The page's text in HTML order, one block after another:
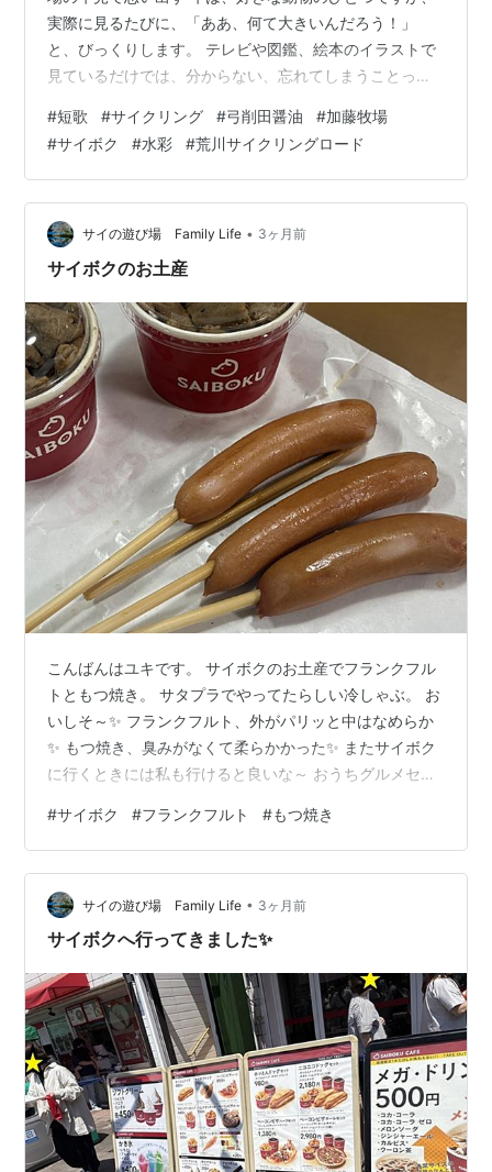
実際に見るたびに、「ああ、何て大きいんだろう！」
と、びっくりします。 テレビや図鑑、絵本のイラストで
見ているだけでは、分からない、忘れてしまうことっ
てるのは世界を横長に見てるから ヤギの瞳孔は横長で、
なんて不思議な目をしているんだろうと、常々思ってい
ました。猫の目の瞳孔は、明るいと縦長になり、ちょっ
とピリピリした感じになるのですが。 調べてみると、
「ヤギの目は、天敵の肉食獣を早く見つけるために、横
長になった」とあり、彼らなりにピリピリして…
#短歌 #サイクリング #弓削田醤油 #加藤牧場
#サイボク #水彩 #荒川サイクリングロード
サイの遊び場 Family Life • 3ヶ月前
サイボクのお土産
こんばんはユキです。 サイボクのお土産でフランクフル
トともつ焼き。 サタプラでやってたらしい冷しゃぶ。 お
いしそ～✨ フランクフルト、外がパリッと中はなめらか
✨ もつ焼き、臭みがなくて柔らかかった✨ またサイボク
に行くときには私も行けると良いな～ おうちグルメセッ
い お返し お祝い返し 贈答品 誕生日 お取り寄せグルメ お
肉 肉 豚肉 焼肉 おつまみ バラ スライス ウインナー ベー
コン 詰め合わせ セット 食べ比べ BBQ価格：4,050円
（税込、送料無料) (2026/5/2時点) 楽天で購入 t-s-
life.hatena…
#サイボク #フランクフルト #もつ焼き
サイの遊び場 Family Life • 3ヶ月前
サイボクへ行ってきました✨